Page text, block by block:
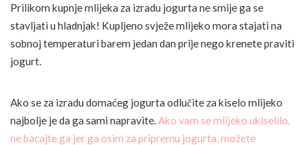
Prilikom kupnje mlijeka za izradu jogurta ne smije ga se
stavljati u hladnjak! Kupljeno svježe mlijeko mora stajati na
sobnoj temperaturi barem jedan dan prije nego krenete praviti
jogurt.
Ako se za izradu domaćeg jogurta odlučite za kiselo mlijeko
najbolje je da ga sami napravite.Ako vam se mlijeko ukiselilo,
ne bacajte ga jer ga osim za pripremu jogurta, možete